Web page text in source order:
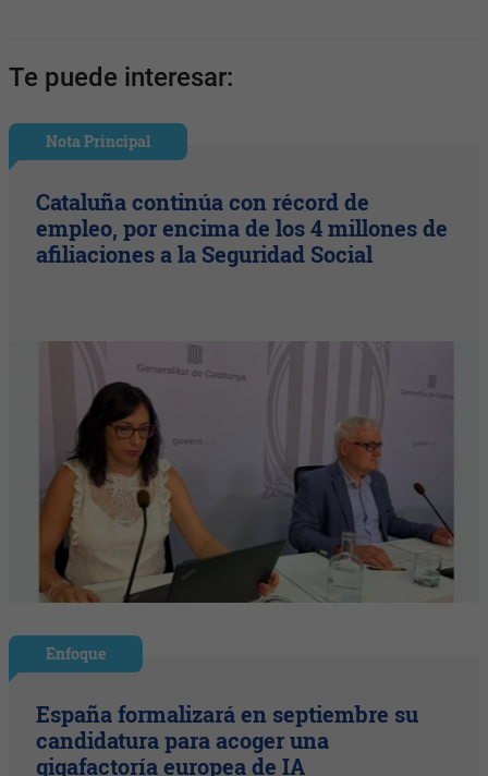
Te puede interesar:
Nota Principal
Cataluña continúa con récord de
empleo, por encima de los 4 millones de
afiliaciones a la Seguridad Social
Enfoque
España formalizará en septiembre su
candidatura para acoger una
gigafactoría europea de IA